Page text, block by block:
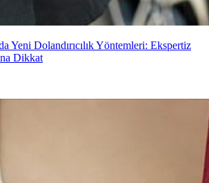
Yeni Dolandırıcılık Yöntemleri: Ekspertiz
Dikkat